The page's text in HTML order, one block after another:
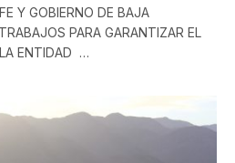
Y GOBIERNO DE BAJA
PARA GARANTIZAR EL
ENTIDAD …